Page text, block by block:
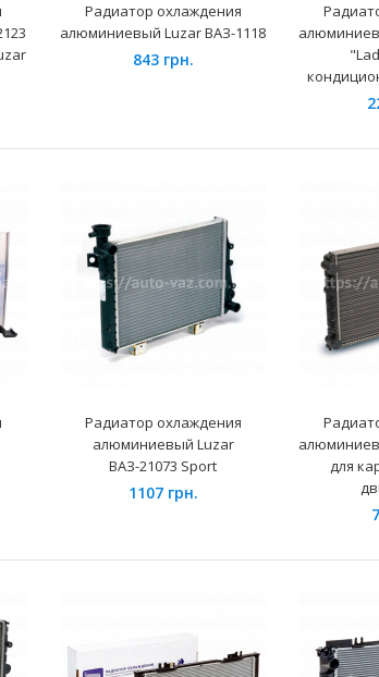
Daewoo Sens с конд (алюм-
Renault Logan 1.4,1.6
(08-)/Duster 1.6/2.0 (10-) АКПП
(алюм-паян) LRc 09198 Лузар
2640 грн.
Радиатор охлаждения
алюминиевый Luzar ВАЗ-1118
843 грн.
Радиатор охлаждения
алюминиевый Luzar
ВАЗ-21073 Sport
1107 грн.
для